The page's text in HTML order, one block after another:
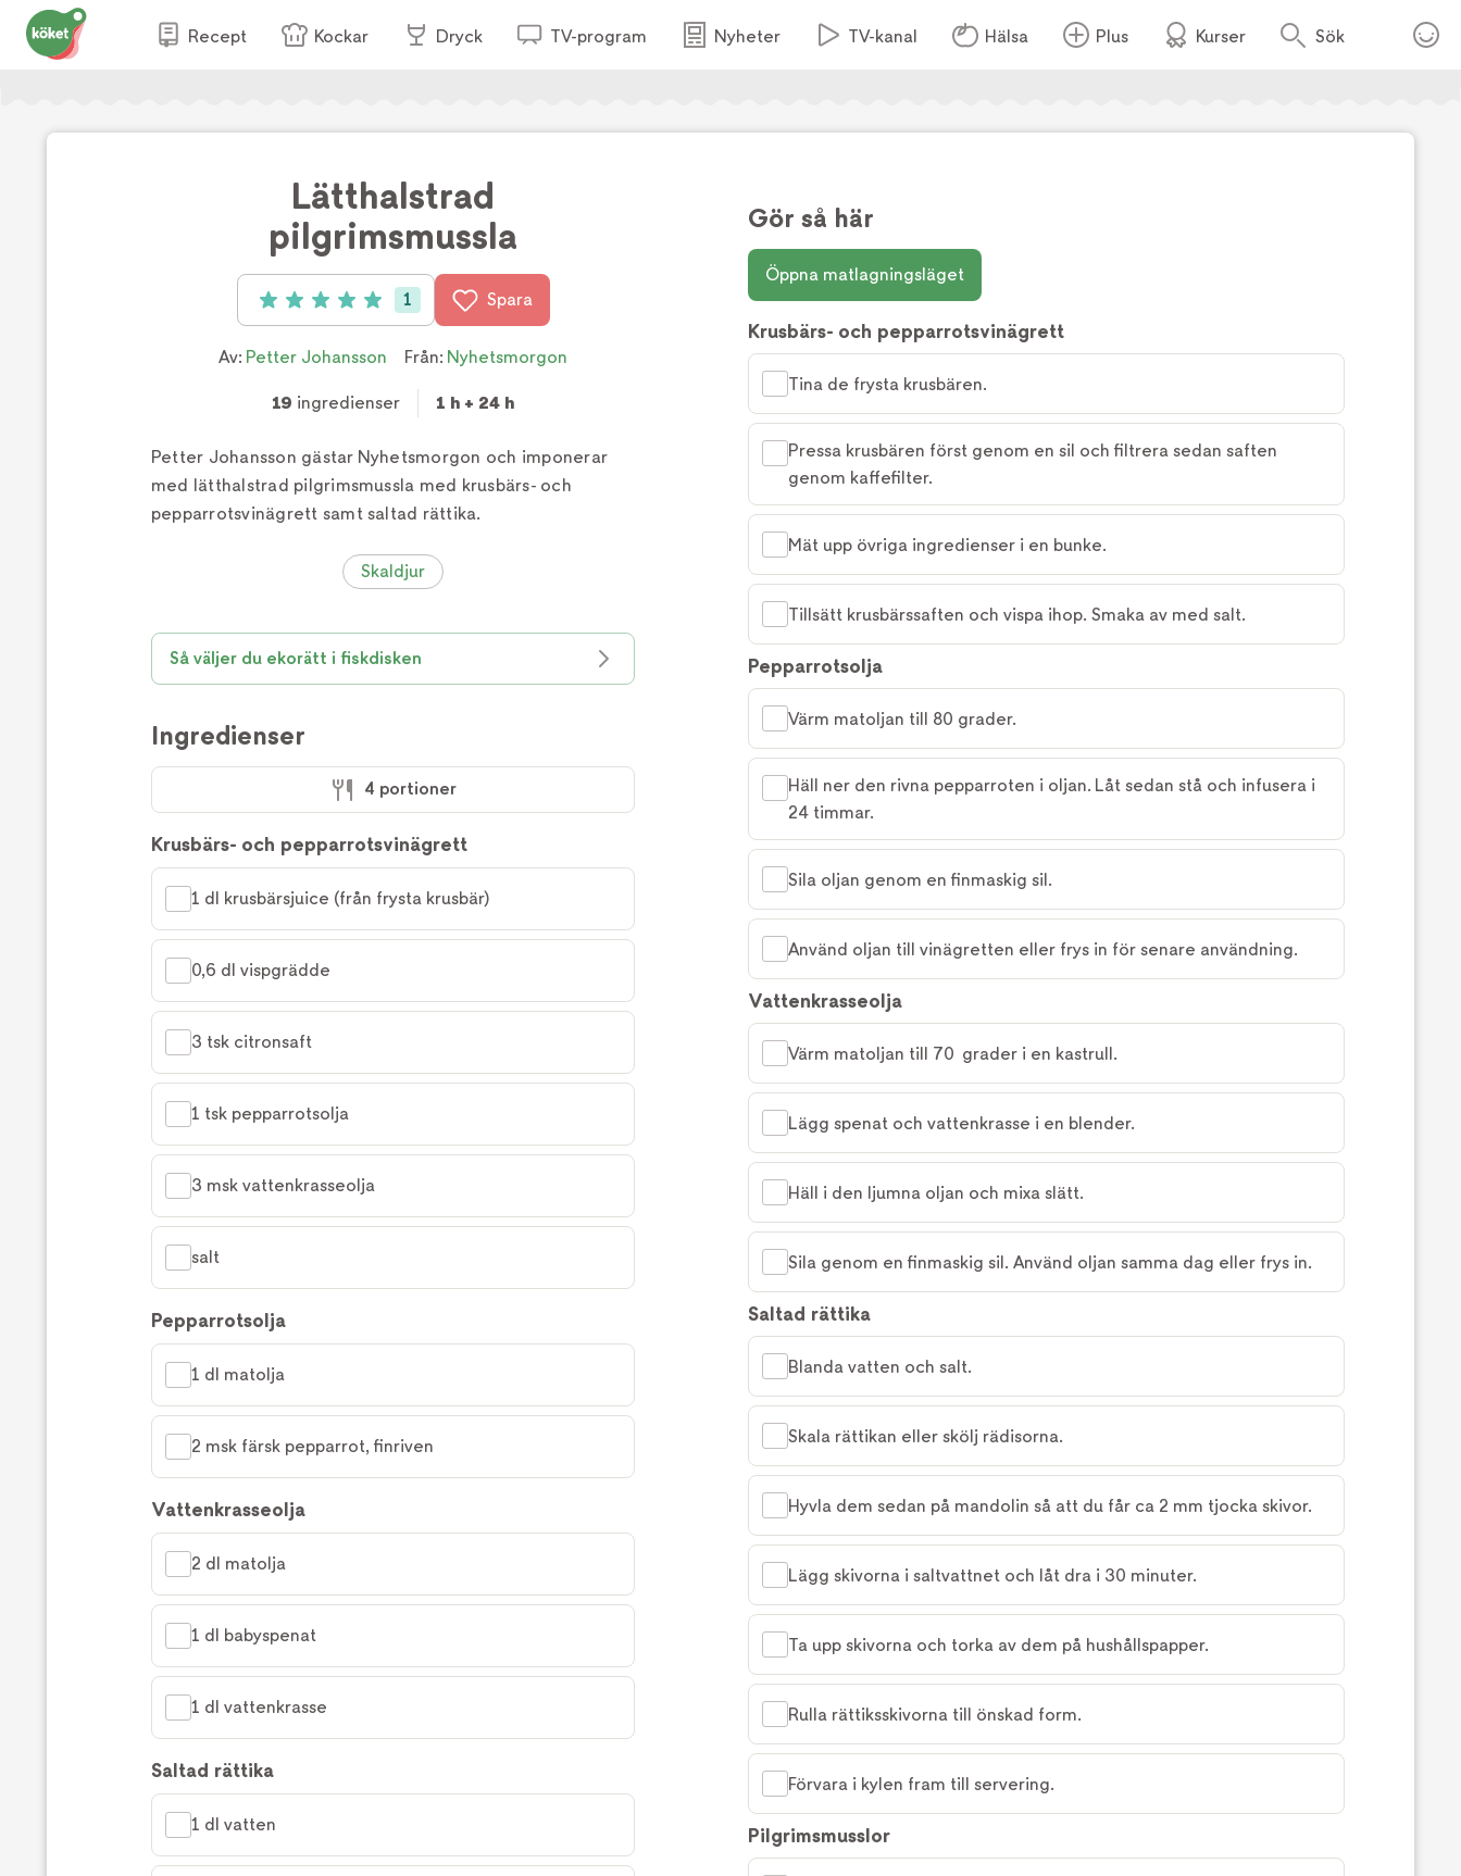
Recept Kockar Dryck TV-program Nyheter TV-kanal Hälsa Plus Kurser Sök
Foto:TV4
Lätthalstrad
pilgrimsmussla
Betyg: 5 av 5 (1 röster)
1 Spara
Av: Petter Johansson Från: Nyhetsmorgon
19 ingredienser 1 h + 24 h
Petter Johansson gästar Nyhetsmorgon och imponerar
med lätthalstrad pilgrimsmussla med krusbärs- och
pepparrotsvinägrett samt saltad rättika.
Skaldjur
Så väljer du ekorätt i fiskdisken
Ingredienser
4 portioner
Krusbärs- och pepparrotsvinägrett
1 dl krusbärsjuice (från frysta krusbär)
0,6 dl vispgrädde
3 tsk citronsaft
1 tsk pepparrotsolja
3 msk vattenkrasseolja
salt
Pepparrotsolja
1 dl matolja
2 msk färsk pepparrot, finriven
Vattenkrasseolja
2 dl matolja
1 dl babyspenat
1 dl vattenkrasse
Saltad rättika
1 dl vatten
Gör så här
Öppna matlagningsläget
Krusbärs- och pepparrotsvinägrett
Tina de frysta krusbären.
Pressa krusbären först genom en sil och filtrera sedan saften
genom kaffefilter.
Mät upp övriga ingredienser i en bunke.
Tillsätt krusbärssaften och vispa ihop. Smaka av med salt.
Pepparrotsolja
Värm matoljan till 80 grader.
Häll ner den rivna pepparroten i oljan. Låt sedan stå och infusera i
24 timmar.
Sila oljan genom en finmaskig sil.
Använd oljan till vinägretten eller frys in för senare användning.
Vattenkrasseolja
Värm matoljan till 70 grader i en kastrull.
Lägg spenat och vattenkrasse i en blender.
Häll i den ljumna oljan och mixa slätt.
Sila genom en finmaskig sil. Använd oljan samma dag eller frys in.
Saltad rättika
Blanda vatten och salt.
Skala rättikan eller skölj rädisorna.
Hyvla dem sedan på mandolin så att du får ca 2 mm tjocka skivor.
Lägg skivorna i saltvattnet och låt dra i 30 minuter.
Ta upp skivorna och torka av dem på hushållspapper.
Rulla rättiksskivorna till önskad form.
Förvara i kylen fram till servering.
Pilgrimsmusslor